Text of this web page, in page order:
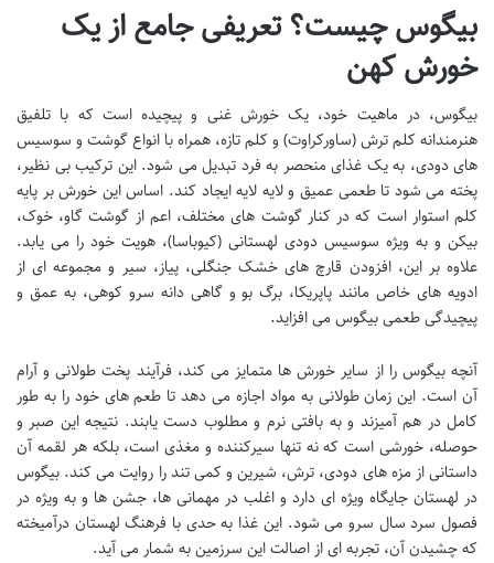
بیگوس چیست؟ تعریفی جامع از یک
خورش کهن
بیگوس، در ماهیت خود، یک خورش غنی و پیچیده است که با تلفیق
هنرمندانه کلم ترش (ساورکراوت) و کلم تازه، همراه با انواع گوشت و سوسیس
های دودی، به یک غذای منحصر به فرد تبدیل می شود. این ترکیب بی نظیر،
پخته می شود تا طعمی عمیق و لایه لایه ایجاد کند. اساس این خورش بر پایه
کلم استوار است که در کنار گوشت های مختلف، اعم از گوشت گاو، خوک،
بیکن و به ویژه سوسیس دودی لهستانی (کیوباسا)، هویت خود را می یابد.
علاوه بر این، افزودن قارچ های خشک جنگلی، پیاز، سیر و مجموعه ای از
ادویه های خاص مانند پاپریکا، برگ بو و گاهی دانه سرو کوهی، به عمق و
پیچیدگی طعمی بیگوس می افزاید.
آنچه بیگوس را از سایر خورش ها متمایز می کند، فرآیند پخت طولانی و آرام
آن است. این زمان طولانی به مواد اجازه می دهد تا طعم های خود را به طور
کامل در هم آمیزند و به بافتی نرم و مطلوب دست یابند. نتیجه این صبر و
حوصله، خورشی است که نه تنها سیرکننده و مغذی است، بلکه هر لقمه آن
داستانی از مزه های دودی، ترش، شیرین و کمی تند را روایت می کند. بیگوس
در لهستان جایگاه ویژه ای دارد و اغلب در مهمانی ها، جشن ها و به ویژه در
فصول سرد سال سرو می شود. این غذا به حدی با فرهنگ لهستان درآمیخته
که چشیدن آن، تجربه ای از اصالت این سرزمین به شمار می آید.